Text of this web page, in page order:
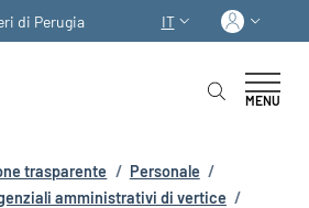
di Perugia
SELETTORE LINGUA:
IT
MENU
trasparente / Personale /
amministrativi di vertice /